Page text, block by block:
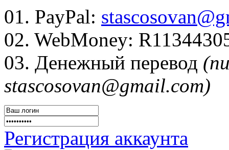
01. PayPal:
02. WebMoney:
03. Денежный перевод
stascosovan@gmail.com)
Регистрация аккаунта